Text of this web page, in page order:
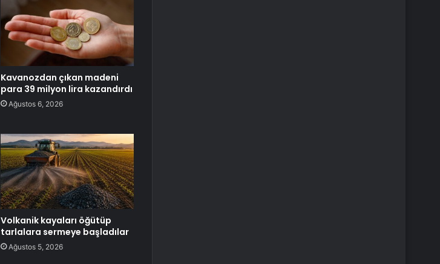
Kavanozdan çıkan madeni
para 39 milyon lira kazandırdı
Ağustos 6, 2026
Volkanik kayaları öğütüp
tarlalara sermeye başladılar
Ağustos 5, 2026